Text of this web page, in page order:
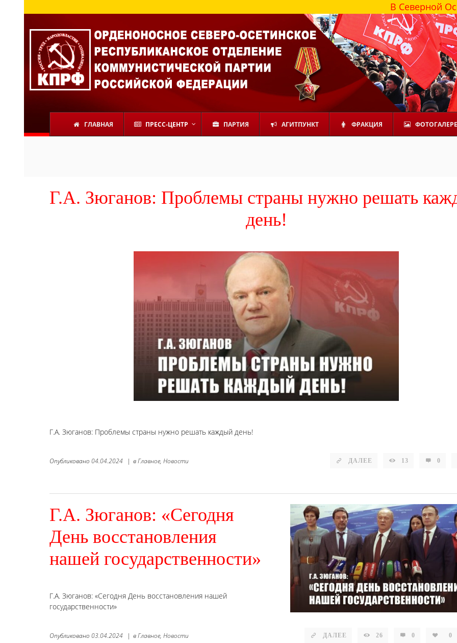
В Северной Осетии
ГЛАВНАЯ ПРЕСС-ЦЕНТР ПАРТИЯ АГИТПУНКТ ФРАКЦИЯ
Г.А. Зюганов: Проблемы страны нужно решать
день!
Г.А. Зюганов: Проблемы страны нужно решать каждый день!
ДАЛЕЕ 13 0
Опубликовано 04.04.2024 | вГлавное, Новости
Г.А. Зюганов: «Сегодня
День восстановления
нашей государственности»
Г.А. Зюганов: «Сегодня День восстановления нашей
государственности»
ДАЛЕЕ 26 0 0
Опубликовано 03.04.2024 | вГлавное, Новости